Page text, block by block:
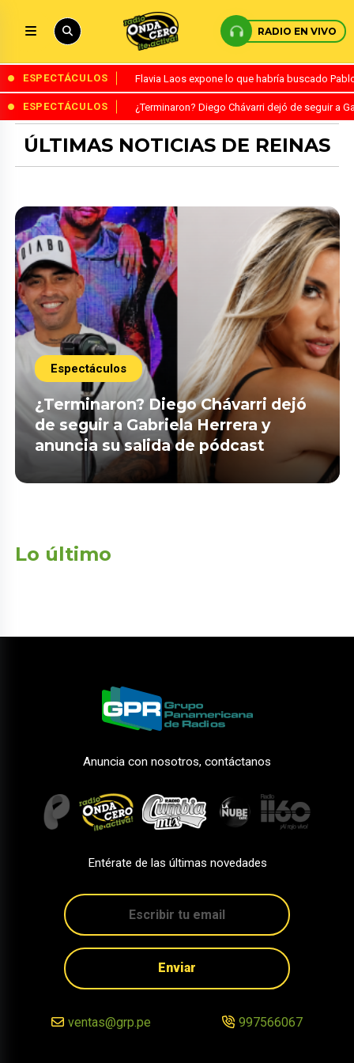
RADIO EN VIVO
ESPECTÁCULOS Flavia Laos expone lo que habría buscado
ESPECTÁCULOS ¿Terminaron? Diego Chávarri dejó de seguir a
ÚLTIMAS NOTICIAS DE REINAS
Espectáculos
¿Terminaron? Diego Chávarri dejó
de seguir a Gabriela Herrera y
anuncia su salida de pódcast
Lo último
Anuncia con nosotros, contáctanos
Entérate de las últimas novedades
Enviar
ventas@grp.pe 997566067